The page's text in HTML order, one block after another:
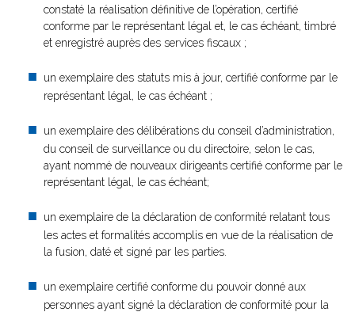
constaté la réalisation définitive de l’opération, certifié
conforme par le représentant légal et, le cas échéant, timbré
et enregistré auprès des services fiscaux ;
un exemplaire des statuts mis à jour, certifié conforme par le
représentant légal, le cas échéant ;
un exemplaire des délibérations du conseil d’administration,
du conseil de surveillance ou du directoire, selon le cas,
ayant nommé de nouveaux dirigeants certifié conforme par le
représentant légal, le cas échéant;
un exemplaire de la déclaration de conformité relatant tous
les actes et formalités accomplis en vue de la réalisation de
la fusion, daté et signé par les parties.
un exemplaire certifié conforme du pouvoir donné aux
personnes ayant signé la déclaration de conformité pour la